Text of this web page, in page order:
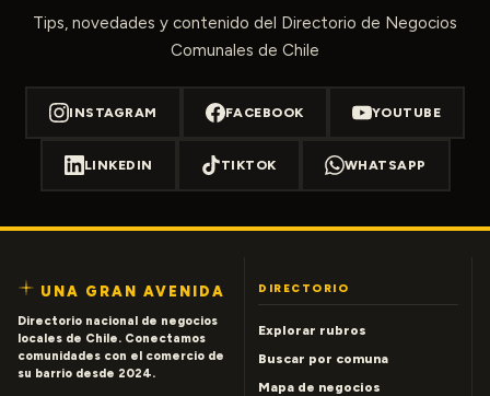
Tips, novedades y contenido del Directorio de Negocios
Comunales de Chile
INSTAGRAM FACEBOOK YOUTUBE
LINKEDIN TIKTOK WHATSAPP
UNA GRAN AVENIDA
Directorio nacional de negocios
locales de Chile. Conectamos
comunidades con el comercio de
su barrio desde 2024.
DIRECTORIO
Explorar rubros
Buscar por comuna
Mapa de negocios